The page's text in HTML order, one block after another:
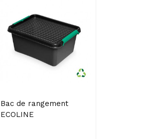
Bac de rangement
ECOLINE